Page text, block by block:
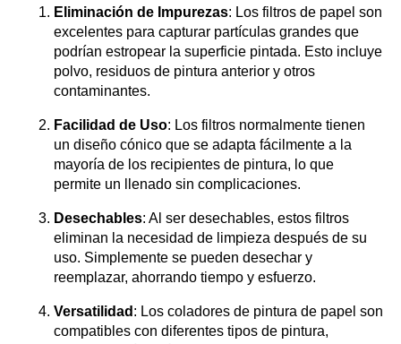
Eliminación de Impurezas: Los filtros de papel son
excelentes para capturar partículas grandes que
podrían estropear la superficie pintada. Esto incluye
polvo, residuos de pintura anterior y otros
contaminantes.
Facilidad de Uso: Los filtros normalmente tienen
un diseño cónico que se adapta fácilmente a la
mayoría de los recipientes de pintura, lo que
permite un llenado sin complicaciones.
Desechables: Al ser desechables, estos filtros
eliminan la necesidad de limpieza después de su
uso. Simplemente se pueden desechar y
reemplazar, ahorrando tiempo y esfuerzo.
Versatilidad : Los coladores de pintura de papel son
compatibles con diferentes tipos de pintura,